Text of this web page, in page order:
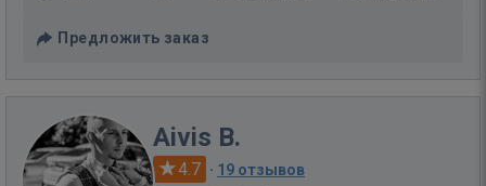
Предложить заказ
Aivis B.
4.7 · 19 отзывов